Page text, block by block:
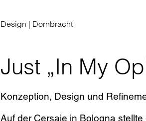
Design | Dornbracht
Just „In My
Konzeption, Design und
Auf der Cersaie in Bologna